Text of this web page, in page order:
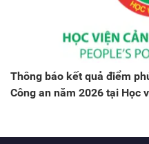
Thông báo kết quả điểm
Công an năm 2026 tại Học